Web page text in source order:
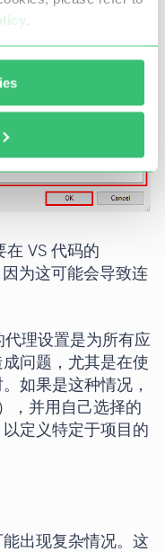
.
在 VS 代码的
为这可能会导致连
理设置是为所有应
问题，尤其是在使
如果是这种情况，
，并用自己选择的
定义特定于项目的
出现复杂情况。这